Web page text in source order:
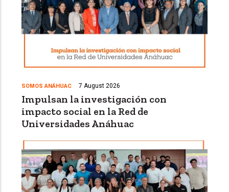
SOMOS ANÁHUAC 7 August 2026
Impulsan la investigación con
impacto social en la Red de
Universidades Anáhuac